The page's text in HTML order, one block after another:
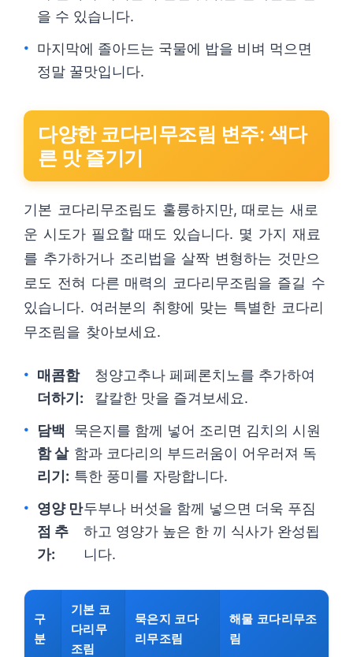
을 수 있습니다.
마지막에 졸아드는 국물에 밥을 비벼 먹으면
정말 꿀맛입니다.
다양한 코다리무조림 변주: 색다
른 맛 즐기기
기본 코다리무조림도 훌륭하지만, 때로는 새로
운 시도가 필요할 때도 있습니다. 몇 가지 재료
를 추가하거나 조리법을 살짝 변형하는 것만으
로도 전혀 다른 매력의 코다리무조림을 즐길 수
있습니다. 여러분의 취향에 맞는 특별한 코다리
무조림을 찾아보세요.
매콤함
더하기:
청양고추나 페페론치노를 추가하여
칼칼한 맛을 즐겨보세요.
담백
함 살
리기:
묵은지를 함께 넣어 조리면 김치의 시원
함과 코다리의 부드러움이 어우러져 독
특한 풍미를 자랑합니다.
영양 만
점 추
가:
두부나 버섯을 함께 넣으면 더욱 푸짐
하고 영양가 높은 한 끼 식사가 완성됩
니다.
구
분
기본 코
다리무
조림
묵은지 코다
리무조림
해물 코다리무조
림